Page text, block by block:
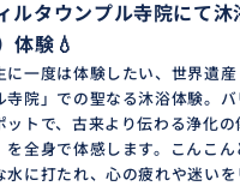
た旅を ✨
往復送迎。
送りホテルは違っても
、初日、最終日、ホテ
参加。貴重な旅の時間を
ルタウンプル寺院にて沐
体験💧
に一度は体験したい、世界遺産
寺院」での聖なる沐浴体験。
ットで、古来より伝わる浄化の
を全身で体感します。こんこ
水に打たれ、心の疲れや迷い